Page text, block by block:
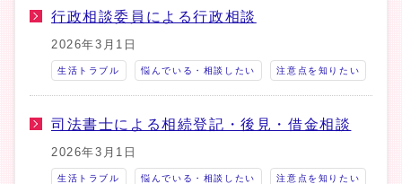
行政相談委員による行政相談
2026年3月1日
生活トラブル 悩んでいる・相談したい 注意点を知りたい
司法書士による相続登記・後見・借金相談
2026年3月1日
生活トラブル 悩んでいる・相談したい 注意点を知りたい